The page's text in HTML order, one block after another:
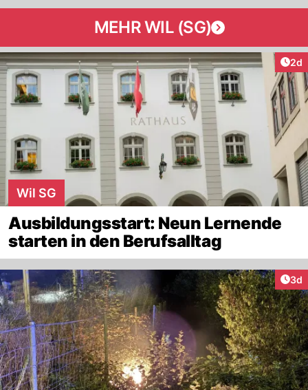
MEHR WIL (SG)
2d
Wil SG
Ausbildungsstart: Neun Lernende
starten in den Berufsalltag
3d